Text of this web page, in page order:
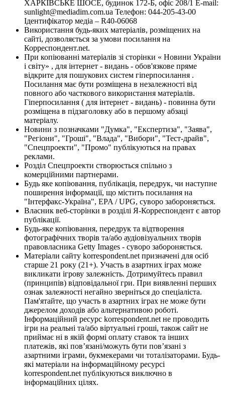
ХАРКІВСЬКЕ ШОСЕ, будинок 172-Б, офіс 208/1 E-mail:
sunlight@mediadim.com.ua Телефон: 044-205-43-00
Ідентифікатор медіа – R40-06068
Використання будь-яких матеріалів, розміщених на
сайті, дозволяється за умови посилання на
Корреспондент.net.
При копіюванні матеріалів зі сторінки « Новини України
і світу» , для інтернет - видань - обов'язкове пряме
відкрите для пошукових систем гіперпосилання .
Посилання має бути розміщена в незалежності від
повного або часткового використання матеріалів.
Гіперпосилання ( для інтернет - видань) - повинна бути
розміщена в підзаголовку або в першому абзаці
матеріалу.
Новини з позначками "Думка", "Експертиза", "Заява",
"Регіони", "Гроші", "Влада", "Вибори", "Тест-драйв",
"Спецпроекти", "Промо" публікуються на правах
реклами.
Розділ Спецпроекти створюється спільно з
комерційними партнерами.
Будь яке копіювання, публікація, передрук, чи наступне
поширення інформації, що містить посилання на
"Інтерфакс-Україна", EPA / UPG, суворо забороняється.
Власник веб-сторінки в розділі Я-Корреспондент є автор
публікації.
Будь-яке копіювання, передрук та відтворення
фотографічних творів та/або аудіовізуальних творів
правовласника Getty Images - суворо забороняється.
Матеріали сайту korrespondent.net призначені для осіб
старше 21 року (21+). Участь в азартних іграх може
викликати ігрову залежність. Дотримуйтесь правил
(принципів) відповідальної гри. При виявленні перших
ознак залежності негайно зверніться до спеціаліста.
Пам'ятайте, що участь в азартних іграх не може бути
джерелом доходів або альтернативою роботі.
Інформаційний ресурс korrespondent.net не проводить
ігри на реальні та/або віртуальні гроші, також сайт не
приймає ні в якій формі оплату ставок та інших
платежів, які пов’язані/можуть бути пов’язані з
азартними іграми, букмекерами чи тоталізаторами. Будь-
які матеріали на інформаційному ресурсі
korrespondent.net публікуються виключно в
інформаційних цілях.